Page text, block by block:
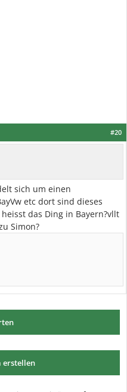
#20
sich um einen
etc dort sind dieses
das Ding in Bayern?vllt
Simon?
erstellen